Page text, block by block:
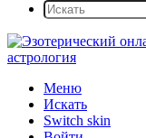
Меню
Искать
Switch skin